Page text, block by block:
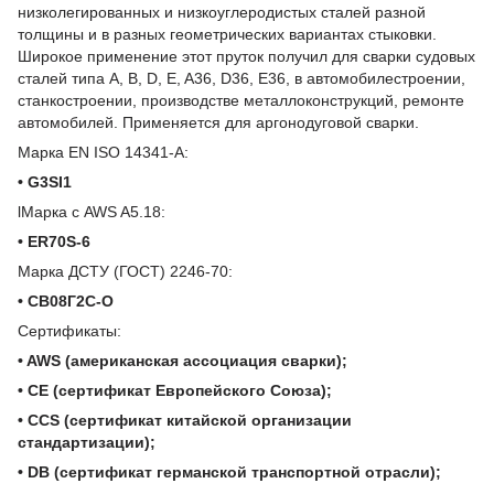
низколегированных и низкоуглеродистых сталей разной
толщины и в разных геометрических вариантах стыковки.
Широкое применение этот пруток получил для сварки судовых
сталей типа A, B, D, E, A36, D36, E36, в автомобилестроении,
станкостроении, производстве металлоконструкций, ремонте
автомобилей. Применяется для аргонодуговой сварки.
Марка EN ISO 14341-A:
• G3SI1
lМарка с AWS A5.18:
• ER70S-6
Марка ДСТУ (ГОСТ) 2246-70:
• СВ08Г2С-О
Сертификаты:
• AWS (американская ассоциация сварки);
• CE (сертификат Европейского Союза);
• CCS (сертификат китайской организации
стандартизации);
• DB (сертификат германской транспортной отрасли);